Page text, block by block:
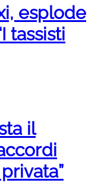
esplode
tassisti
il